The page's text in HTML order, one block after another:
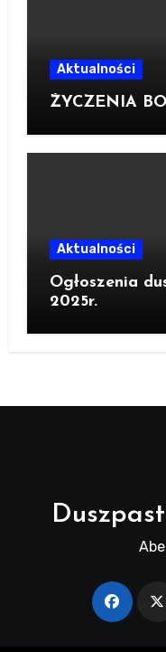
Aktualności
ŻYCZENIA
Aktualności
Ogłoszenia
2025r.